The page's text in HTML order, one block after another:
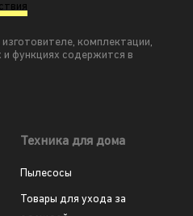
комплектации,
и функциях содержится в
Техника для дома
Пылесосы
Товары для ухода за